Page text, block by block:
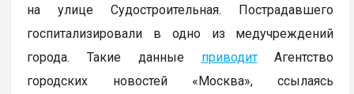
на улице Судостроительная. Пострадавшего
госпитализировали в одно из медучреждений
города. Такие данные приводитАгентство
городских новостей «Москва», ссылаясь